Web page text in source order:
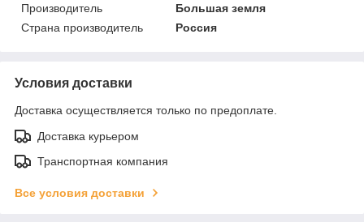
Производитель
Большая земля
Страна производитель
Россия
Условия доставки
Доставка осуществляется только по предоплате.
Доставка курьером
Транспортная компания
Все условия доставки